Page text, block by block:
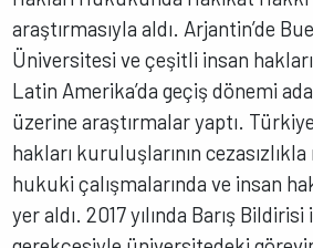
araştırmasıyla aldı. Arjantin’de
Üniversitesi ve çeşitli insan
Latin Amerika’da geçiş dönemi
üzerine araştırmalar yaptı.
hakları kuruluşlarının
hukuki çalışmalarında ve insan
yer aldı. 2017 yılında Barış